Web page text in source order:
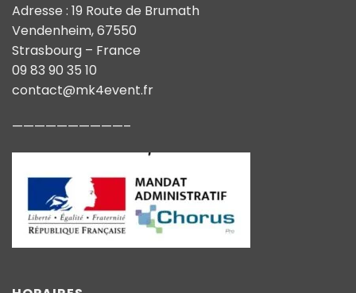
Adresse : 19 Route de Brumath
Vendenheim, 67550
Strasbourg – France
09 83 90 35 10
contact@mk4event.fr
——————————–